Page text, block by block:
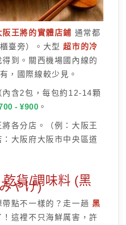
阪王將的實體店鋪 通常都
臺旁）。大型超市的冷
得到。關西機場國內線的
，國際線較少見。
內含2包，每包約12-14顆
- ¥900 。
將各分店。（例：大阪王
大阪府大阪市中央區道
貨/調味料 (黑
やげ)
帶點不一樣的？走一趟 黑
！這裡不只海鮮厲害，許